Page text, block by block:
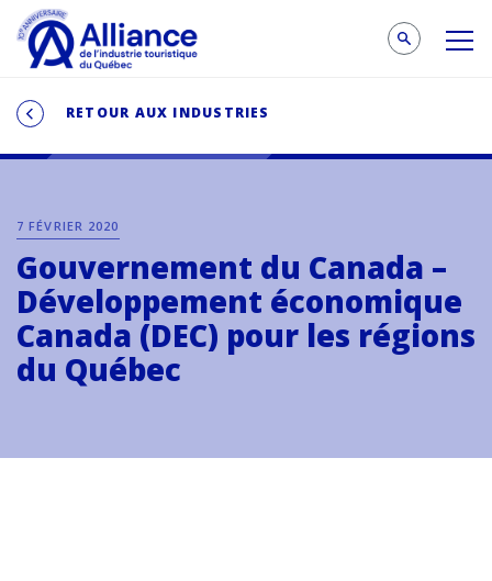
RETOUR AUX INDUSTRIES
7 FÉVRIER 2020
Gouvernement du Canada –
Développement économique
Canada (DEC) pour les régions
du Québec